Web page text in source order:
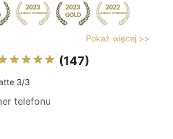
Pokaż więcej >>
(147)
3/3
telefonu